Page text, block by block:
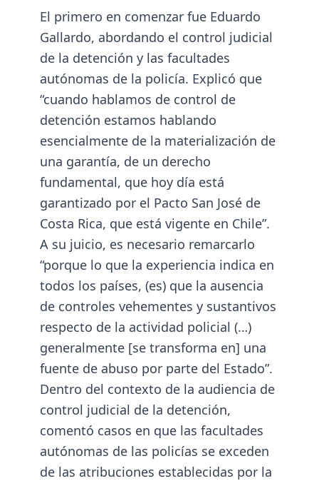
El primero en comenzar fue Eduardo
Gallardo, abordando el control judicial
de la detención y las facultades
autónomas de la policía. Explicó que
“cuando hablamos de control de
detención estamos hablando
esencialmente de la materialización de
una garantía, de un derecho
fundamental, que hoy día está
garantizado por el Pacto San José de
Costa Rica, que está vigente en Chile”.
A su juicio, es necesario remarcarlo
“porque lo que la experiencia indica en
todos los países, (es) que la ausencia
de controles vehementes y sustantivos
respecto de la actividad policial (…)
generalmente [se transforma en] una
fuente de abuso por parte del Estado”.
Dentro del contexto de la audiencia de
control judicial de la detención,
comentó casos en que las facultades
autónomas de las policías se exceden
de las atribuciones establecidas por la